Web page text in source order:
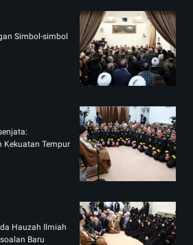
Simbol-simbol
Kekuatan Tempur
Hauzah Ilmiah
Baru